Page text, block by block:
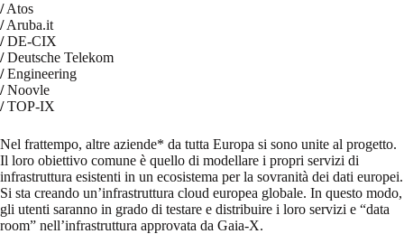
/Atos
/Aruba.it
/DE-CIX
/Deutsche Telekom
/Engineering
/Noovle
/TOP-IX
Nel frattempo, altre aziende* da tutta Europa si sono unite al progetto.
Il loro obiettivo comune è quello di modellare i propri servizi di
infrastruttura esistenti in un ecosistema per la sovranità dei dati europei.
Si sta creando un’infrastruttura cloud europea globale. In questo modo,
gli utenti saranno in grado di testare e distribuire i loro servizi e “data
room” nell’infrastruttura approvata da Gaia-X.